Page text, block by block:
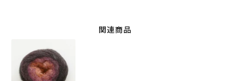
関連商品